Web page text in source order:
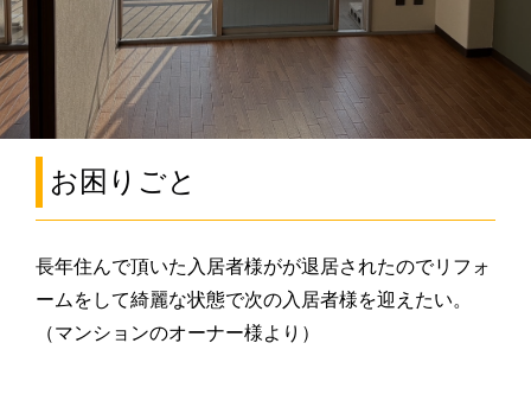
お困りごと
長年住んで頂いた入居者様がが退居されたのでリフォ
ームをして綺麗な状態で次の入居者様を迎えたい。
（マンションのオーナー様より）